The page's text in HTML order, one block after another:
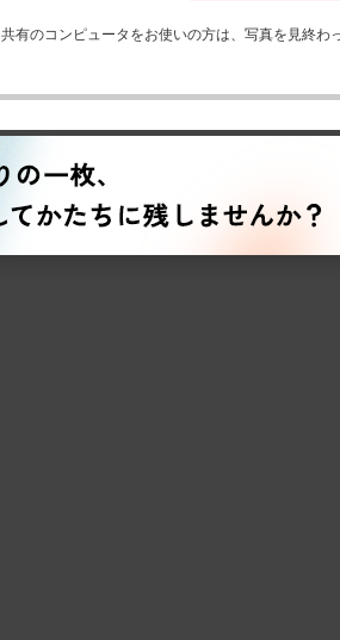
共有のコンピュータをお使いの方は、写真を見終わ